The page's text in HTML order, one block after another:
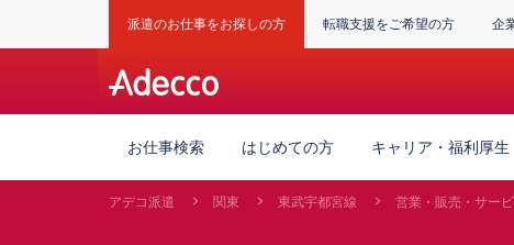
派遣のお仕事をお探しの方 転職支援をご希望の方 企
お仕事検索 はじめての方 キャリア・福利厚生
アデコ派遣 関東 東武宇都宮線 営業・販売・サー